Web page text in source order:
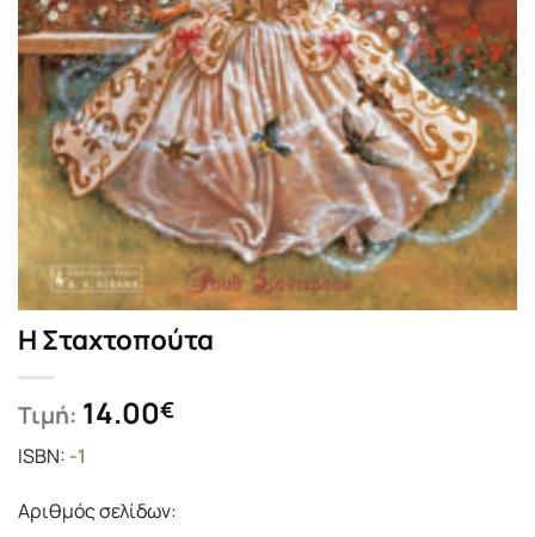
Η Σταχτοπούτα
Τιμή: 14.00€
ISBN: -1
Αριθμός σελίδων: